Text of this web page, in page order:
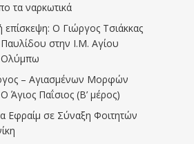
τα ναρκωτικά
επίσκεψη: Ο Γιώργος Τσιάκκας
Παυλίδου στην Ι.Μ. Αγίου
Ολύμπω
– Αγιασμένων Μορφών
Άγιος Παΐσιος (Β’ μέρος)
Εφραίμ σε Σύναξη Φοιτητών